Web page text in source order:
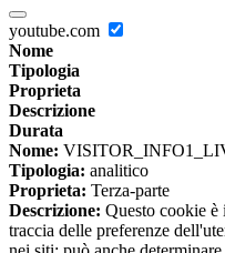
youtube.com
Nome
Tipologia
Proprieta
Descrizione
Durata
Nome:
Tipologia: analitico
Proprieta: Terza-parte
Descrizione: Questo cookie è
traccia delle preferenze